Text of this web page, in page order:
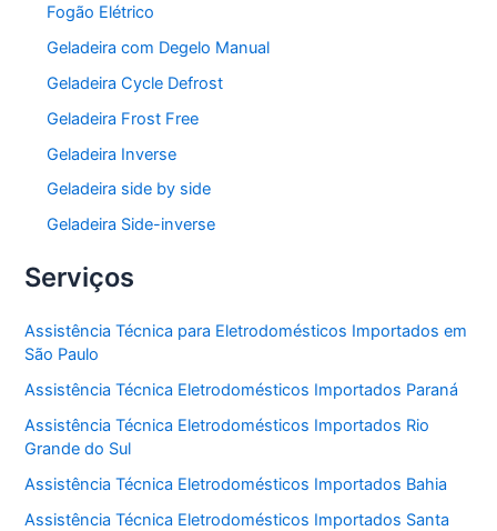
Fogão Elétrico
Geladeira com Degelo Manual
Geladeira Cycle Defrost
Geladeira Frost Free
Geladeira Inverse
Geladeira side by side
Geladeira Side-inverse
Serviços
Assistência Técnica para Eletrodomésticos Importados em
São Paulo
Assistência Técnica Eletrodomésticos Importados Paraná
Assistência Técnica Eletrodomésticos Importados Rio
Grande do Sul
Assistência Técnica Eletrodomésticos Importados Bahia
Assistência Técnica Eletrodomésticos Importados Santa